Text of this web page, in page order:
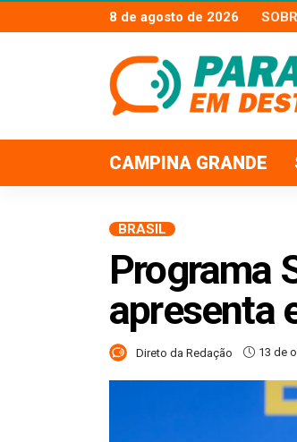
8 de agosto de 2026
CAMPINA GRANDE
BRASIL
Programa
apresenta
Direto da Redação 13 de